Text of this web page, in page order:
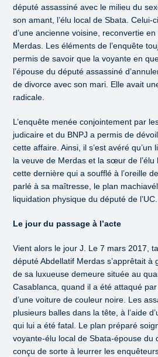
député assassiné avec le milieu du
son amant, l’élu local de Sbata. Celui-
d’une ancienne voisine, reconvertie
Merdas. Les éléments de l’enquête
permis de savoir que la voyante en
l’épouse du député assassiné
de divorce avec son mari. Elle avait
radicale.
L’enquête menée conjointement par
judicaire et du BNPJ a permis de
cette affaire. Ainsi, il s’est avéré qu’un
la veuve de Merdas et la sœur de l’élu
cette dernière qui a soufflé à l’oreille
parlé à sa maîtresse, le plan
liquidation physique du député de l’UC.
Le jour du passage à l’acte
Vient alors le jour J. Le 7 mars 2017,
député Abdellatif Merdas s’apprêtait à
de sa luxueuse demeure située au
Casablanca, quand il a été attaqué
d’une voiture de couleur noire. Les
plusieurs balles dans la tête, à l’aide
qui lui a été fatal. Le plan préparé
voyante-élu local de Sbata-épouse du
conçu de sorte à leurrer les